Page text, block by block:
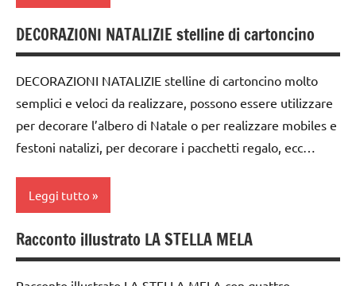
DELL'ANNO
Inverno
per
Natale
STAGIONI
TUTTI GLI
TUTORIAL
TUTTI GLI
ARTICOLI
carta
6
anni
natalizie
DELL'ANNO
Inverno
lavoretti
DECORAZIONI NATALIZIE stelline di cartoncino
DECORAZIONI NATALIZIE stelline di cartoncino molto
semplici e veloci da realizzare, possono essere utilizzare
per decorare l’albero di Natale o per realizzare mobiles e
festoni natalizi, per decorare i pacchetti regalo, ecc…
Leggi tutto
carta
Racconto illustrato LA STELLA MELA